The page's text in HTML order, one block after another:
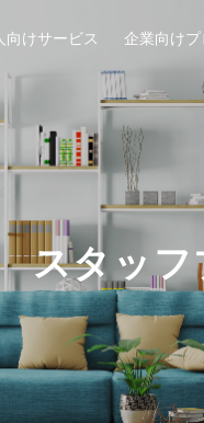
向けサービス 企業向け
スタッフ